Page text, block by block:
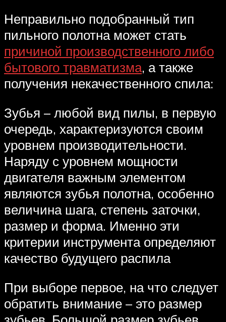
Неправильно подобранный тип
пильного полотна может стать
причиной производственного либо
бытового травматизма, а также
получения некачественного спила:
Зубья – любой вид пилы, в первую
очередь, характеризуются своим
уровнем производительности.
Наряду с уровнем мощности
двигателя важным элементом
являются зубья полотна, особенно
величина шага, степень заточки,
размер и форма. Именно эти
критерии инструмента определяют
качество будущего распила
При выборе первое, на что следует
обратить внимание – это размер